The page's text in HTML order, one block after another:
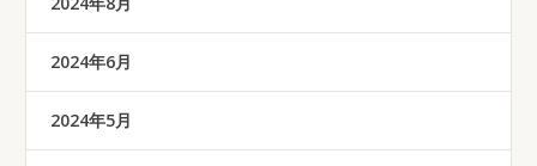
2024年6月
2024年5月